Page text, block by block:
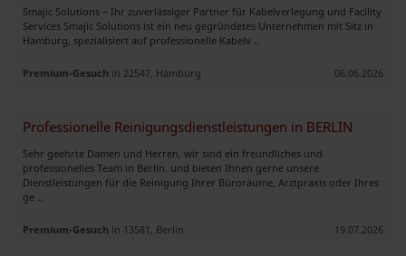
Smajic Solutions – Ihr zuverlässiger Partner für Kabelverlegung und Facility
Services Smajic Solutions ist ein neu gegründetes Unternehmen mit Sitz in
Hamburg, spezialisiert auf professionelle Kabelv ..
Premium-Gesuch in 22547, Hamburg 06.06.2026
Professionelle Reinigungsdienstleistungen in BERLIN
Sehr geehrte Damen und Herren, wir sind ein freundliches und
professionelles Team in Berlin, und bieten Ihnen gerne unsere
Dienstleistungen für die Reinigung Ihrer Büroräume, Arztpraxis oder Ihres
ge ..
Premium-Gesuch in 13581, Berlin 19.07.2026